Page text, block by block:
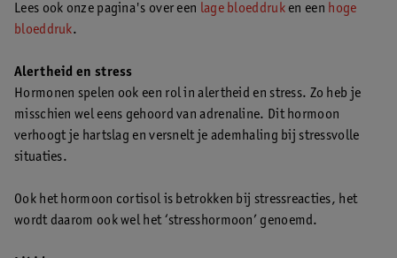
Lees ook onze pagina's over een lage bloeddruken een hoge
bloeddruk.
Alertheid en stress
Hormonen spelen ook een rol in alertheid en stress. Zo heb je
misschien wel eens gehoord van adrenaline. Dit hormoon
verhoogt je hartslag en versnelt je ademhaling bij stressvolle
situaties.
Ook het hormoon cortisol is betrokken bij stressreacties, het
wordt daarom ook wel het ‘stresshormoon’ genoemd.